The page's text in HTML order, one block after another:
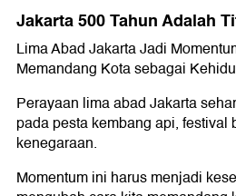
Jakarta 500 Tahun Adalah
Lima Abad Jakarta Jadi
Memandang Kota sebagai
Perayaan lima abad Jakarta
pada pesta kembang api, festival
kenegaraan.
Momentum ini harus menjadi